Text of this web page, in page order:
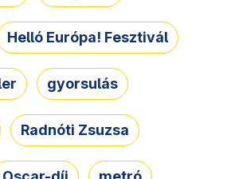
Helló Európa! Fesztivál
gyorsulás
Radnóti Zsuzsa